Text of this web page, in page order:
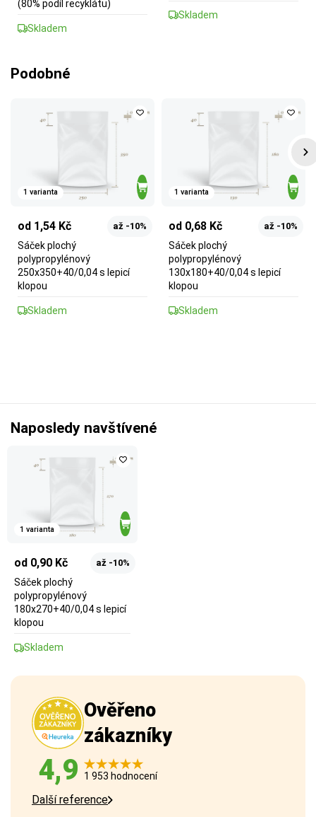
(80% podíl recyklátu)
Skladem
Skladem
Podobné
1 varianta
od 1,54 Kč až -10%
Sáček plochý
polypropylénový
250x350+40/0,04 s lepicí
klopou
Skladem
1 varianta
od 0,68 Kč až -10%
Sáček plochý
polypropylénový
130x180+40/0,04 s lepicí
klopou
Skladem
Naposledy navštívené
1 varianta
od 0,90 Kč až -10%
Sáček plochý
polypropylénový
180x270+40/0,04 s lepicí
klopou
Skladem
Ověřeno
zákazníky
4,9 1 953 hodnocení
Další reference